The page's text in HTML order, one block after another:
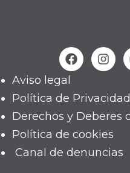
Aviso legal
Política de Privacidad
Derechos y Deberes
Política de cookies
Canal de denuncias